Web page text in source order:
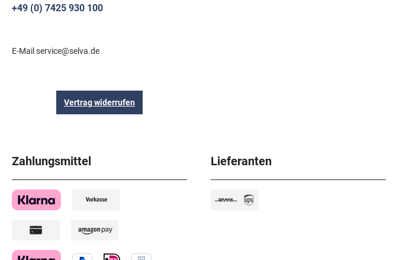
+49 (0) 7425 930 100
E-Mail service@selva.de
Vertrag widerrufen
Zahlungsmittel Lieferanten